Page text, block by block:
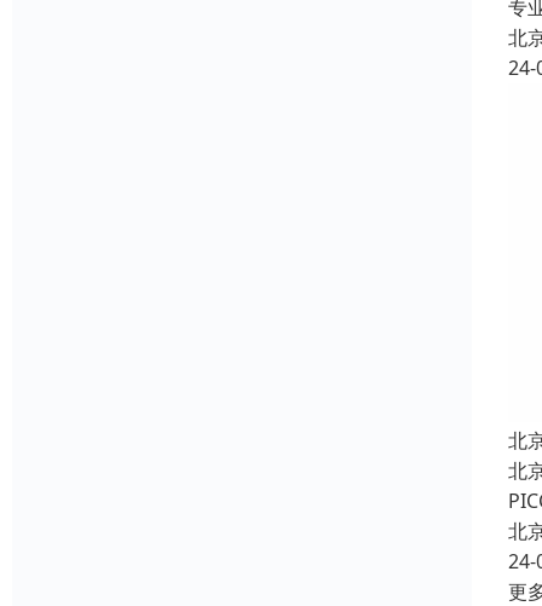
专
北
24-
北
北
北
24-
更